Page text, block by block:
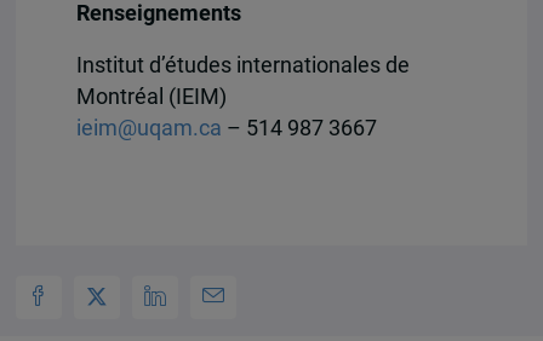
Renseignements
Institut d’études internationales de
Montréal (IEIM)
ieim@uqam.ca – 514 987 3667